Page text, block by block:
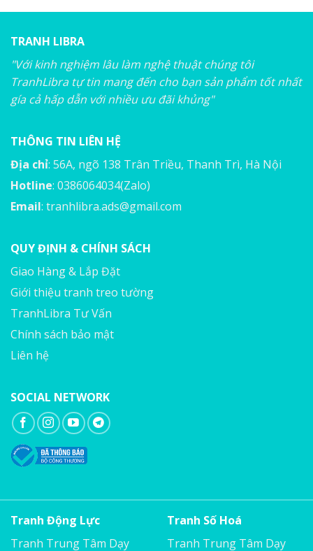
TRANH LIBRA
"Với kinh nghiệm lâu làm nghệ thuật chúng tôi
TranhLibra tự tin mang đến cho bạn sản phẩm tốt nhất
gía cả hấp dẫn với nhiều ưu đãi khủng"
THÔNG TIN LIÊN HỆ
Địa chỉ: 56A, ngõ 138 Trân Triều, Thanh Trì, Hà Nội
Hotline: 0386064034(Zalo)
Email: tranhlibra.ads@gmail.com
QUY ĐỊNH & CHÍNH SÁCH
Giao Hàng & Lắp Đặt
Giới thiệu tranh treo tường
TranhLibra Tư Vấn
Chính sách bảo mật
Liên hệ
SOCIAL NETWORK
Tranh Động Lực
Tranh Trung Tâm Dạy
Tranh Số Hoá
Tranh Trung Tâm Dạy